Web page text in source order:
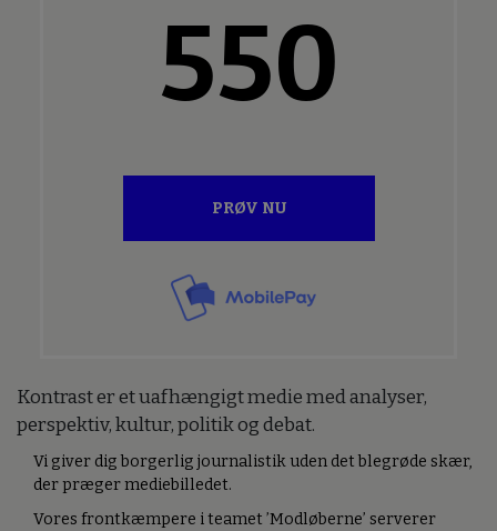
550
PRØV NU
Kontrast er et uafhængigt medie med analyser,
perspektiv, kultur, politik og debat.
Vi giver dig borgerlig journalistik uden det blegrøde skær,
der præger mediebilledet.
Vores frontkæmpere i teamet ’Modløberne’ serverer